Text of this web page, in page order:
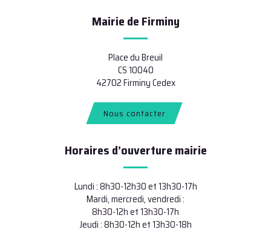
Mairie de Firminy
Place du Breuil
CS 10040
42702 Firminy Cedex
Nous contacter
Horaires d’ouverture mairie
Lundi : 8h30-12h30 et 13h30-17h
Mardi, mercredi, vendredi :
8h30-12h et 13h30-17h
Jeudi : 8h30-12h et 13h30-18h